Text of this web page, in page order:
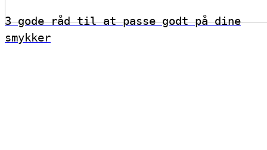
3 gode råd til at passe godt på dine
smykker